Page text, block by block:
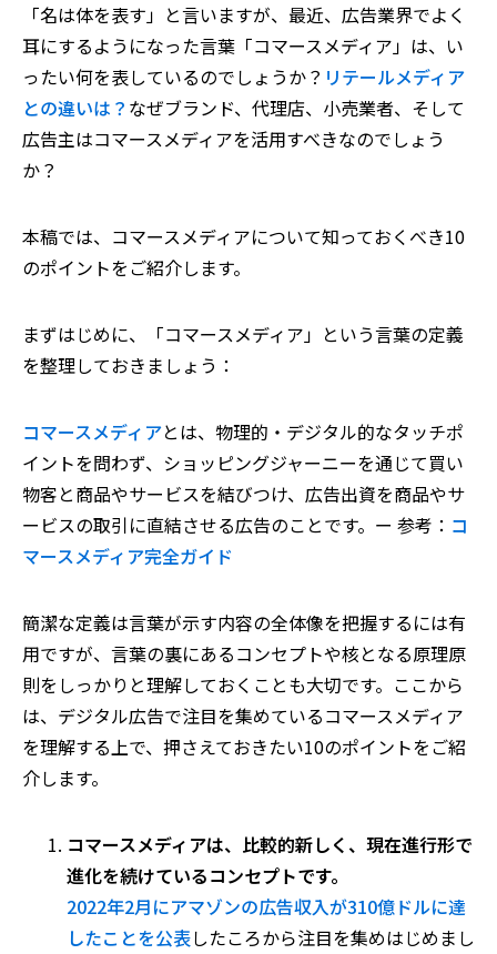
「名は体を表す」と言いますが、最近、広告業界でよく
耳にするようになった言葉「コマースメディア」は、い
ったい何を表しているのでしょうか？ リテールメディア
との違いは？ なぜブランド、代理店、小売業者、そして
広告主はコマースメディアを活用すべきなのでしょう
か？
本稿では、コマースメディアについて知っておくべき10
のポイントをご紹介します。
まずはじめに、「コマースメディア」という言葉の定義
を整理しておきましょう：
コマースメディアとは、物理的・デジタル的なタッチポ
イントを問わず、ショッピングジャーニーを通じて買い
物客と商品やサービスを結びつけ、広告出資を商品やサ
ービスの取引に直結させる広告のことです。ー 参考： コ
マースメディア完全ガイド
簡潔な定義は言葉が示す内容の全体像を把握するには有
用ですが、言葉の裏にあるコンセプトや核となる原理原
則をしっかりと理解しておくことも大切です。ここから
は、デジタル広告で注目を集めているコマースメディア
を理解する上で、押さえておきたい10のポイントをご紹
介します。
コマースメディアは、比較的新しく、現在進行形で
進化を続けているコンセプトです。
2022年2月にアマゾンの広告収入が310億ドルに達
したことを公表したころから注目を集めはじめまし